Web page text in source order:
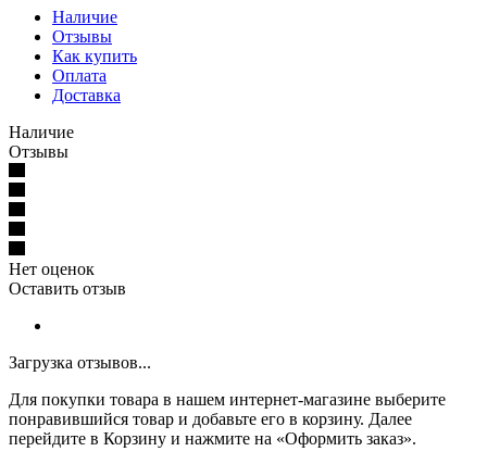
Наличие
Отзывы
Как купить
Оплата
Доставка
Наличие
Отзывы
Нет оценок
Оставить отзыв
Загрузка отзывов...
Для покупки товара в нашем интернет-магазине выберите
понравившийся товар и добавьте его в корзину. Далее
перейдите в Корзину и нажмите на «Оформить заказ».